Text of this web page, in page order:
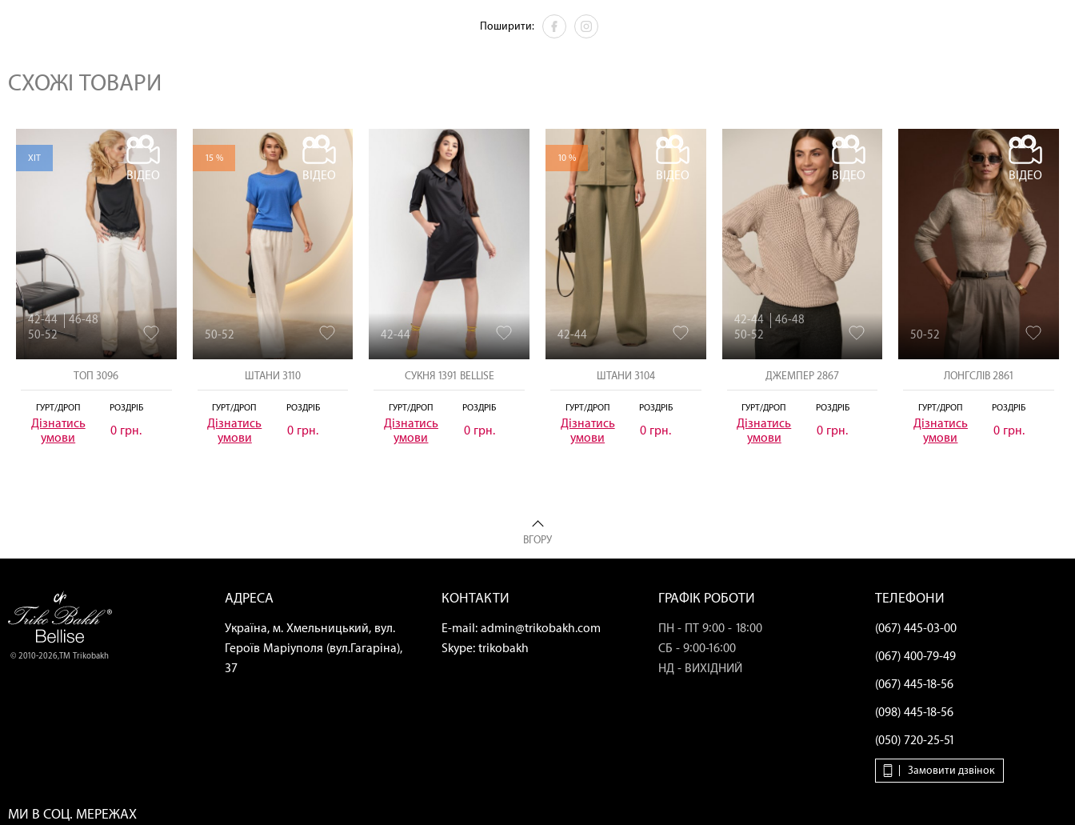
Поширити:
СХОЖІ ТОВАРИ
ХІТ
ВІДЕО
42-44
46-48
50-52
ТОП 3096
ГУРТ/ДРОП
Дізнатись
умови
РОЗДРІБ
0 грн.
15 %
ВІДЕО
50-52
ШТАНИ 3110
ГУРТ/ДРОП
Дізнатись
умови
РОЗДРІБ
0 грн.
42-44
СУКНЯ 1391 BELLISE
ГУРТ/ДРОП
Дізнатись
умови
РОЗДРІБ
0 грн.
10 %
ВІДЕО
42-44
ШТАНИ 3104
ГУРТ/ДРОП
Дізнатись
умови
РОЗДРІБ
0 грн.
ВІДЕО
42-44
46-48
50-52
ДЖЕМПЕР 2867
ГУРТ/ДРОП
Дізнатись
умови
РОЗДРІБ
0 грн.
ВІДЕО
50-52
ЛОНГСЛІВ 2861
ГУРТ/ДРОП
Дізнатись
умови
РОЗДРІБ
0 грн.
ВГОРУ
© 2010-2026,ТМ Trikobakh
АДРЕСА
Україна, м. Хмельницький, вул.
Героїв Маріуполя (вул.Гагаріна),
37
КОНТАКТИ
E-mail: admin@trikobakh.com
Skype: trikobakh
ГРАФІК РОБОТИ
ПН - ПТ 9:00 - 18:00
СБ - 9:00-16:00
НД - ВИХІДНИЙ
ТЕЛЕФОНИ
(067) 445-03-00
(067) 400-79-49
(067) 445-18-56
(098) 445-18-56
(050) 720-25-51
Замовити дзвінок
МИ В СОЦ. МЕРЕЖАХ